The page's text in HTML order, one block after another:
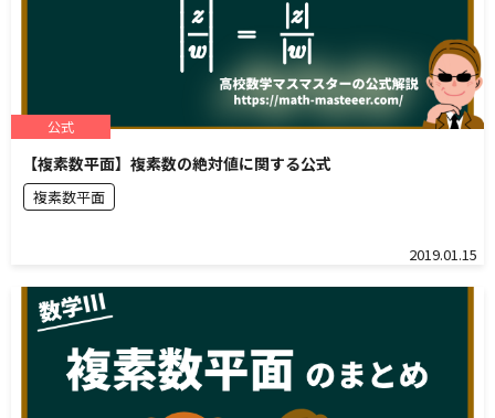
【複素数平面】複素数の絶対値に関する公式
複素数平面
公式
2019.01.15